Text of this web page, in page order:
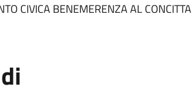
CIVICA BENEMERENZA AL